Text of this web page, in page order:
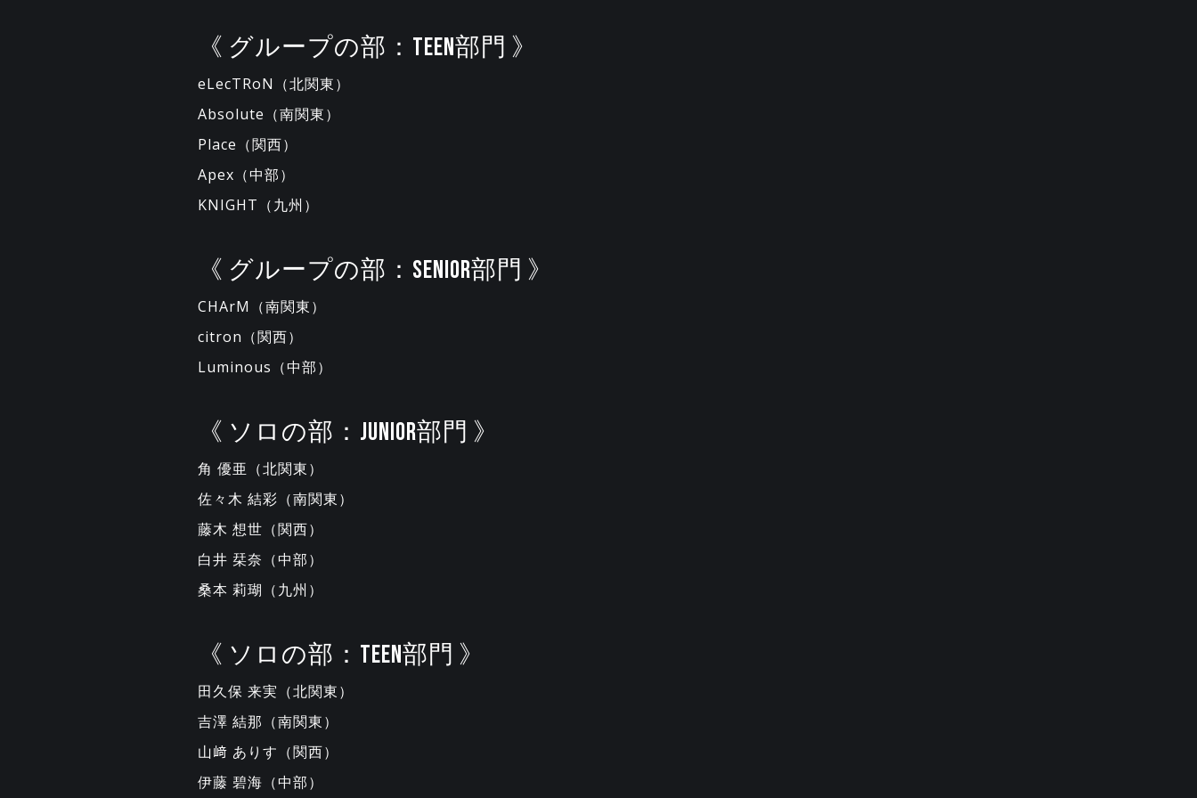
《 グループの部：TEEN部門 》
eLecTRoN（北関東）
Absolute（南関東）
Place（関西）
Apex（中部）
KNIGHT（九州）
《 グループの部：SENIOR部門 》
CHArM（南関東）
citron（関西）
Luminous（中部）
《 ソロの部：JUNIOR部門 》
角 優亜（北関東）
佐々木 結彩（南関東）
藤木 想世（関西）
白井 栞奈（中部）
桑本 莉瑚（九州）
《 ソロの部：TEEN部門 》
田久保 来実（北関東）
吉澤 結那（南関東）
山﨑 ありす（関西）
伊藤 碧海（中部）